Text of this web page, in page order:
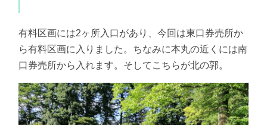
有料区画には2ヶ所入口があり、今回は東口券売所か
ら有料区画に入りました。ちなみに本丸の近くには南
口券売所から入れます。そしてこちらが北の郭。